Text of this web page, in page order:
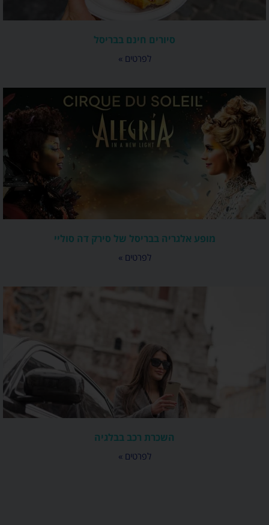
סיורים חינם בבריסל
לפרטים »
מופע אלגריה בבריסל של סירק דה סוליי
לפרטים »
השכרת רכב בבלגיה
לפרטים »